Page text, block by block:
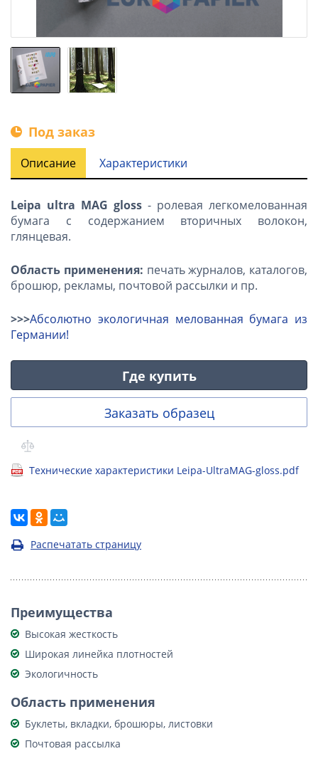
Под заказ
Описание Характеристики
Leipa ultra MAG gloss - ролевая легкомелованная
бумага с содержанием вторичных волокон,
глянцевая.
Область применения: печать журналов, каталогов,
брошюр, рекламы, почтовой рассылки и пр.
>>>Абсолютно экологичная мелованная бумага из
Германии!
Где купить
Заказать образец
Технические характеристики Leipa-UltraMAG-gloss.pdf
Распечатать страницу
Преимущества
Высокая жесткость
Широкая линейка плотностей
Экологичность
Область применения
Буклеты, вкладки, брошюры, листовки
Почтовая рассылка